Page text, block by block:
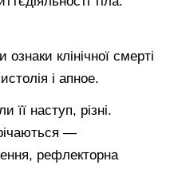
клінічної смерті
і апное.
її наступ, різні.
—
рефлекторна